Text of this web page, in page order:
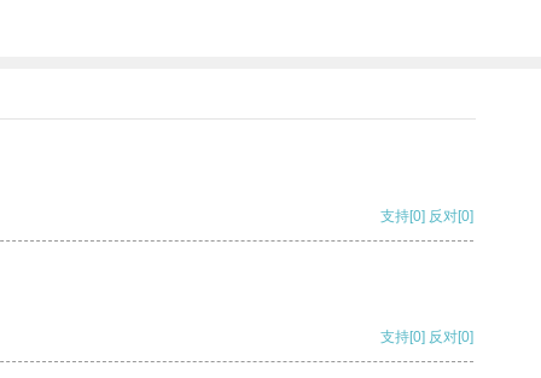
支持[0] 反对[0]
支持[0] 反对[0]